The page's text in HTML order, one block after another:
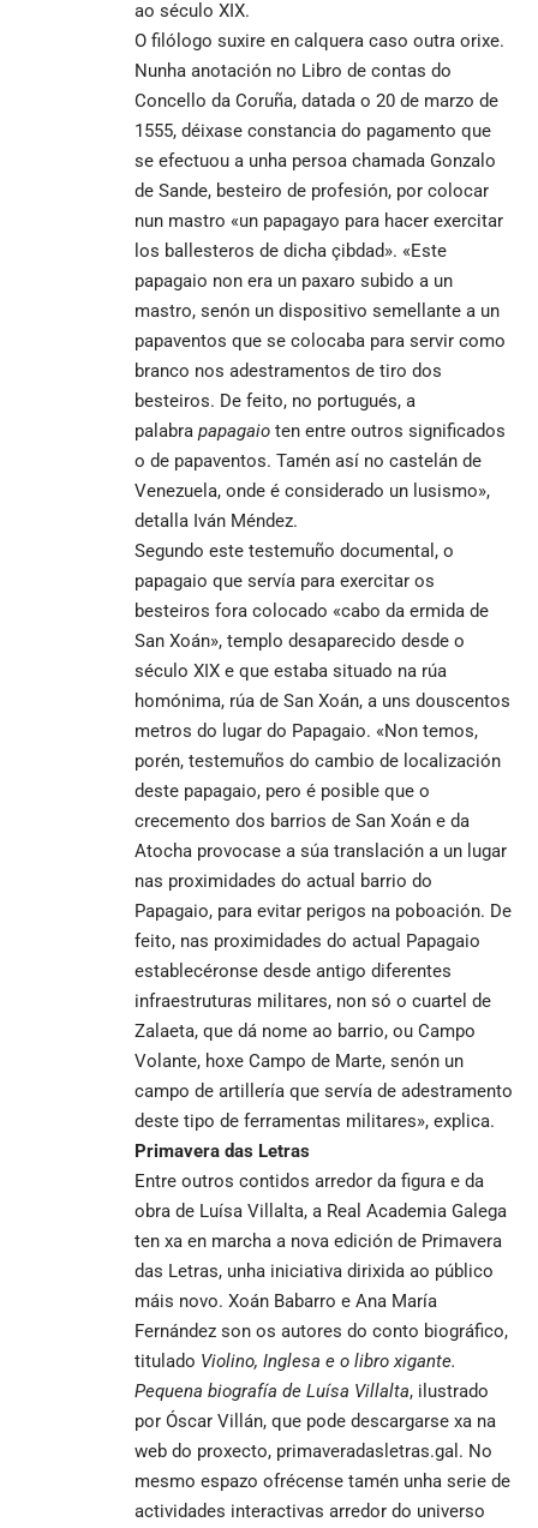
ao século XIX.
O filólogo suxire en calquera caso outra orixe.
Nunha anotación no Libro de contas do
Concello da Coruña, datada o 20 de marzo de
1555, déixase constancia do pagamento que
se efectuou a unha persoa chamada Gonzalo
de Sande, besteiro de profesión, por colocar
nun mastro «un papagayo para hacer exercitar
los ballesteros de dicha çibdad». «Este
papagaio non era un paxaro subido a un
mastro, senón un dispositivo semellante a un
papaventos que se colocaba para servir como
branco nos adestramentos de tiro dos
besteiros. De feito, no portugués, a
palabra papagaio ten entre outros significados
o de papaventos. Tamén así no castelán de
Venezuela, onde é considerado un lusismo»,
detalla Iván Méndez.
Segundo este testemuño documental, o
papagaio que servía para exercitar os
besteiros fora colocado «cabo da ermida de
San Xoán», templo desaparecido desde o
século XIX e que estaba situado na rúa
homónima, rúa de San Xoán, a uns douscentos
metros do lugar do Papagaio. «Non temos,
porén, testemuños do cambio de localización
deste papagaio, pero é posible que o
crecemento dos barrios de San Xoán e da
Atocha provocase a súa translación a un lugar
nas proximidades do actual barrio do
Papagaio, para evitar perigos na poboación. De
feito, nas proximidades do actual Papagaio
establecéronse desde antigo diferentes
infraestruturas militares, non só o cuartel de
Zalaeta, que dá nome ao barrio, ou Campo
Volante, hoxe Campo de Marte, senón un
campo de artillería que servía de adestramento
deste tipo de ferramentas militares», explica.
Primavera das Letras
Entre outros contidos arredor da figura e da
obra de Luísa Villalta, a Real Academia Galega
ten xa en marcha a nova edición de Primavera
das Letras, unha iniciativa dirixida ao público
máis novo. Xoán Babarro e Ana María
Fernández son os autores do conto biográfico,
titulado Violino, Inglesa e o libro xigante.
Pequena biografía de Luísa Villalta, ilustrado
por Óscar Villán, que pode descargarse xa na
web do proxecto, primaveradasletras.gal. No
mesmo espazo ofrécense tamén unha serie de
actividades interactivas arredor do universo